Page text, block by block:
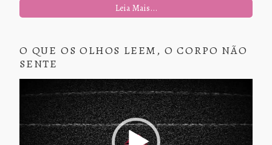
Leia Mais...
O QUE OS OLHOS LEEM, O CORPO NÃO
SENTE
de
vídeo